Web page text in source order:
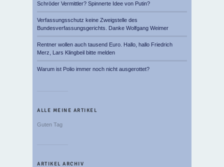
Schröder Vermittler? Spinnerte Idee von Putin?
Verfassungsschutz keine Zweigstelle des
Bundesverfassungsgerichts. Danke Wolfgang Weimer
Rentner wollen auch tausend Euro. Hallo, hallo Friedrich
Merz, Lars Klingbeil bitte melden
Warum ist Polio immer noch nicht ausgerottet?
ALLE MEINE ARTIKEL
Guten Tag
ARTIKEL ARCHIV